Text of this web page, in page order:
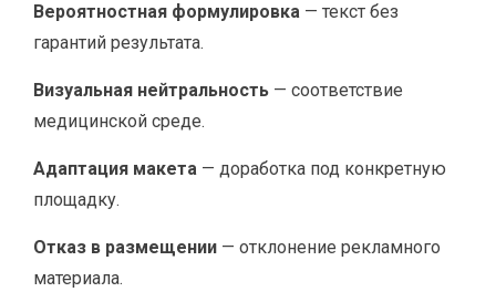
Вероятностная формулировка — текст без
гарантий результата.
Визуальная нейтральность — соответствие
медицинской среде.
Адаптация макета — доработка под конкретную
площадку.
Отказ в размещении — отклонение рекламного
материала.